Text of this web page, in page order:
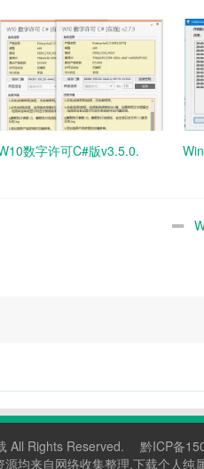
数字许可C#版v3.5.0.
All Rights Reserved. 黔ICP备
均来自网络收集整理,下载个人